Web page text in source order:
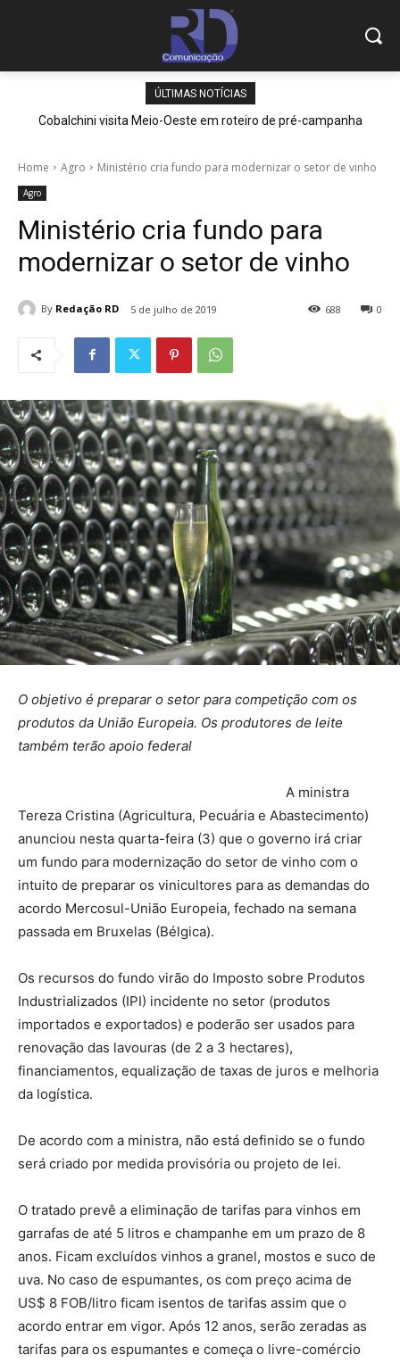
ÚLTIMAS NOTÍCIAS
Cobalchini visita Meio-Oeste em roteiro de pré-campanha
Home Agro Ministério cria fundo para modernizar o setor de vinho
Agro
Ministério cria fundo para
modernizar o setor de vinho
By Redação RD 5 de julho de 2019 0
688
O objetivo é preparar o setor para competição com os
produtos da União Europeia. Os produtores de leite
também terão apoio federal
A ministra
Tereza Cristina (Agricultura, Pecuária e Abastecimento)
anunciou nesta quarta-feira (3) que o governo irá criar
um fundo para modernização do setor de vinho com o
intuito de preparar os vinicultores para as demandas do
acordo Mercosul-União Europeia, fechado na semana
passada em Bruxelas (Bélgica).
Os recursos do fundo virão do Imposto sobre Produtos
Industrializados (IPI) incidente no setor (produtos
importados e exportados) e poderão ser usados para
renovação das lavouras (de 2 a 3 hectares),
financiamentos, equalização de taxas de juros e melhoria
da logística.
De acordo com a ministra, não está definido se o fundo
será criado por medida provisória ou projeto de lei.
O tratado prevê a eliminação de tarifas para vinhos em
garrafas de até 5 litros e champanhe em um prazo de 8
anos. Ficam excluídos vinhos a granel, mostos e suco de
uva. No caso de espumantes, os com preço acima de
US$ 8 FOB/litro ficam isentos de tarifas assim que o
acordo entrar em vigor. Após 12 anos, serão zeradas as
tarifas para os espumantes e começa o livre-comércio